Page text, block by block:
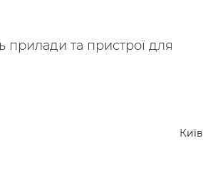
та пристрої для
Київ